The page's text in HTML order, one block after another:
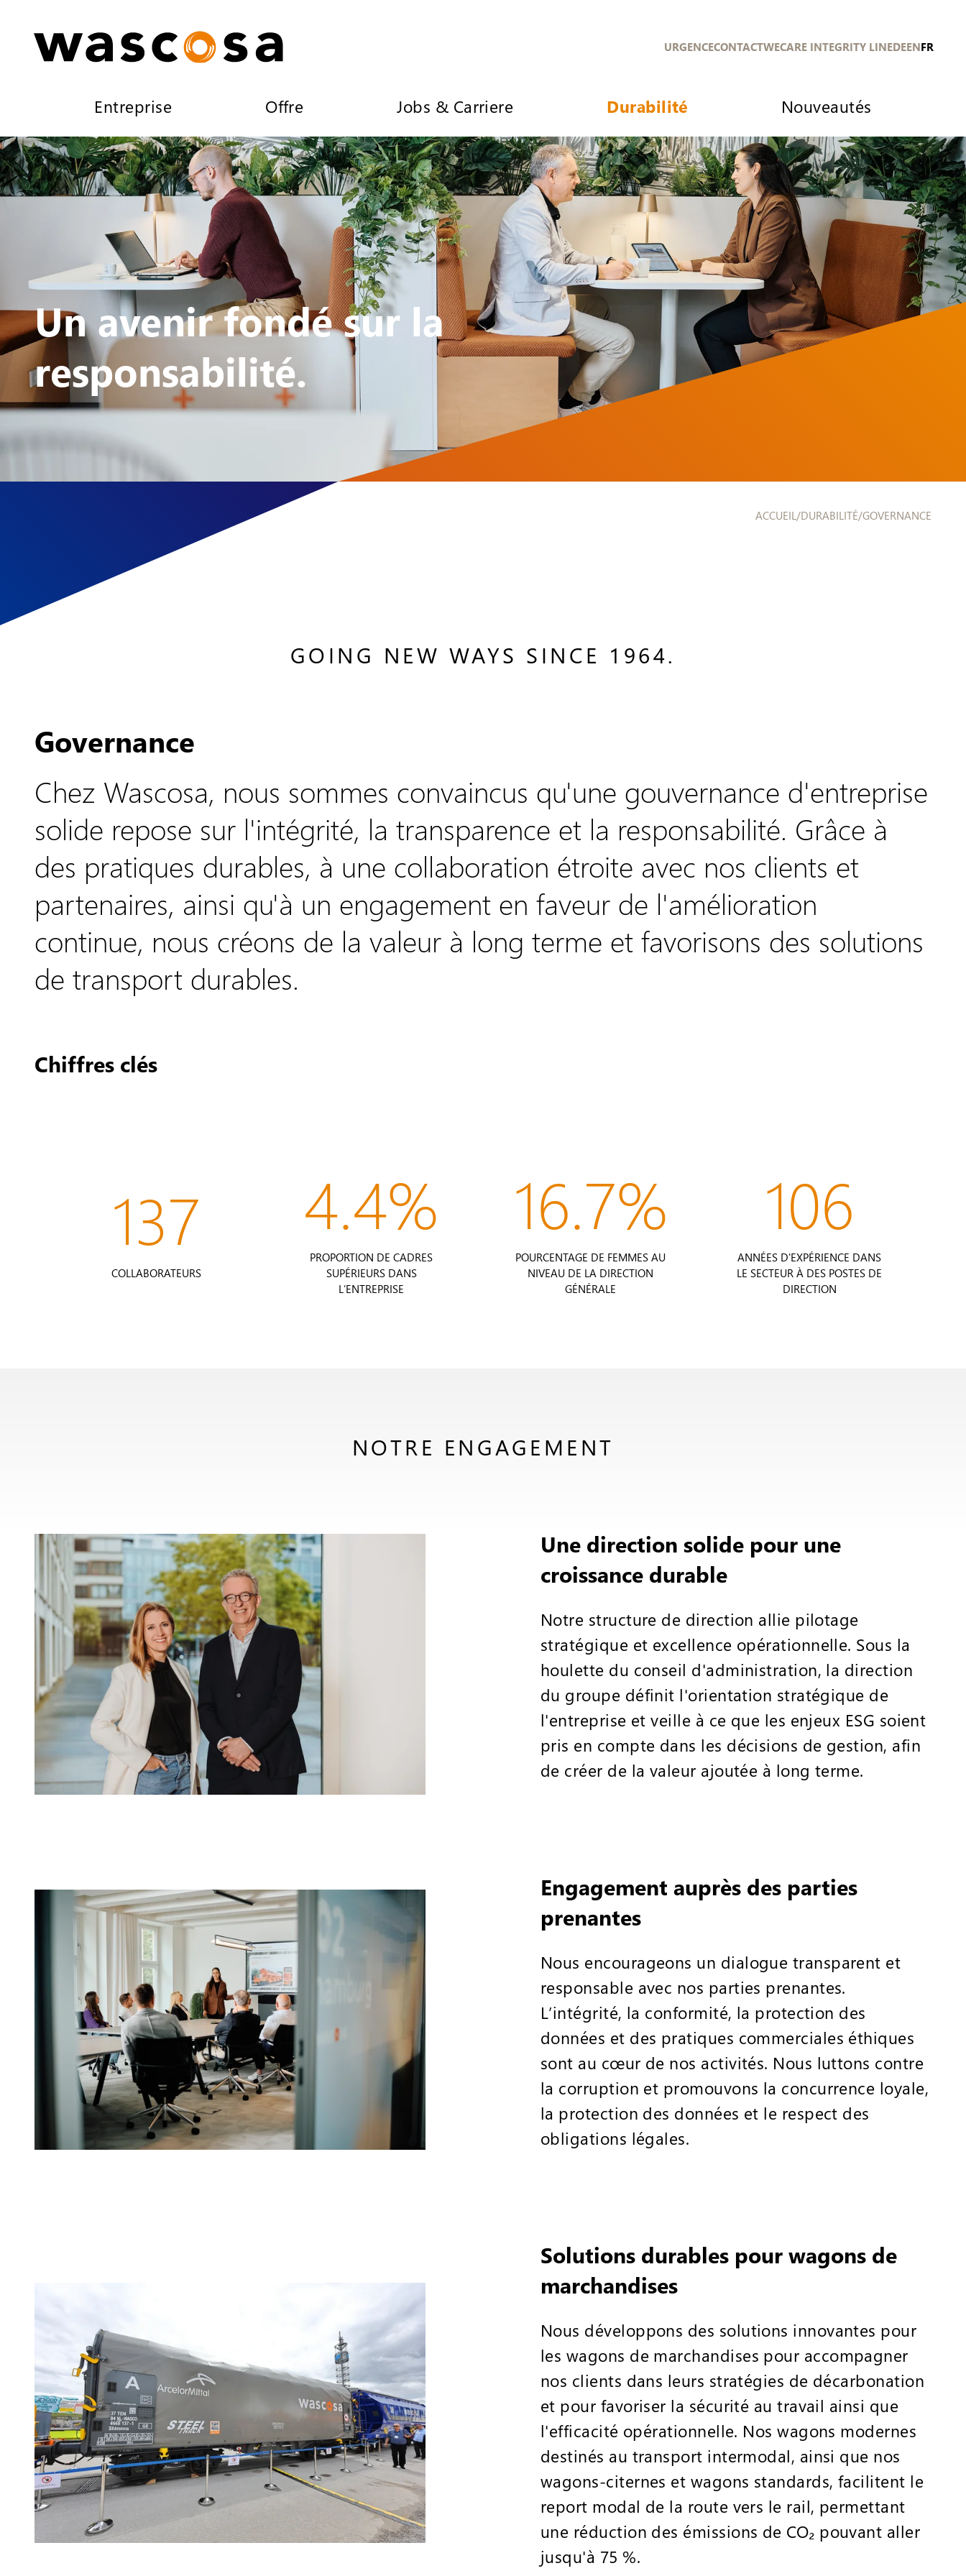
URGENCECONTACTWECARE INTEGRITY LINEDEENFR
Entreprise Offre Jobs & Carriere Durabilité Nouveautés
Un avenir fondé sur la
responsabilité.
ACCUEIL/DURABILITÉ/GOVERNANCE
GOING NEW WAYS SINCE 1964.
Governance
Chez Wascosa, nous sommes convaincus qu'une gouvernance d'entreprise
solide repose sur l'intégrité, la transparence et la responsabilité. Grâce à
des pratiques durables, à une collaboration étroite avec nos clients et
partenaires, ainsi qu'à un engagement en faveur de l'amélioration
continue, nous créons de la valeur à long terme et favorisons des solutions
de transport durables.
Chiffres clés
137
COLLABORATEURS
4.4%
PROPORTION DE CADRES
SUPÉRIEURS DANS
L’ENTREPRISE
16.7%
POURCENTAGE DE FEMMES AU
NIVEAU DE LA DIRECTION
GÉNÉRALE
106
ANNÉES D'EXPÉRIENCE DANS
LE SECTEUR À DES POSTES DE
DIRECTION
NOTRE ENGAGEMENT
Une direction solide pour une
croissance durable
Notre structure de direction allie pilotage
stratégique et excellence opérationnelle. Sous la
houlette du conseil d'administration, la direction
du groupe définit l'orientation stratégique de
l'entreprise et veille à ce que les enjeux ESG soient
pris en compte dans les décisions de gestion, afin
de créer de la valeur ajoutée à long terme.
Engagement auprès des parties
prenantes
Nous encourageons un dialogue transparent et
responsable avec nos parties prenantes.
L’intégrité, la conformité, la protection des
données et des pratiques commerciales éthiques
sont au cœur de nos activités. Nous luttons contre
la corruption et promouvons la concurrence loyale,
la protection des données et le respect des
obligations légales.
Solutions durables pour wagons de
marchandises
Nous développons des solutions innovantes pour
les wagons de marchandises pour accompagner
nos clients dans leurs stratégies de décarbonation
et pour favoriser la sécurité au travail ainsi que
l'efficacité opérationnelle. Nos wagons modernes
destinés au transport intermodal, ainsi que nos
wagons-citernes et wagons standards, facilitent le
report modal de la route vers le rail, permettant
une réduction des émissions de CO₂ pouvant aller
jusqu'à 75 %.